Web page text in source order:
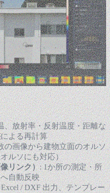
、放射率・反射温度・距離な
による再計算
の画像から建物立面のオルソ
ルソにも対応）
リンク）: 1か所の測定・所
自動反映
Excel / DXF 出力、テンプレー